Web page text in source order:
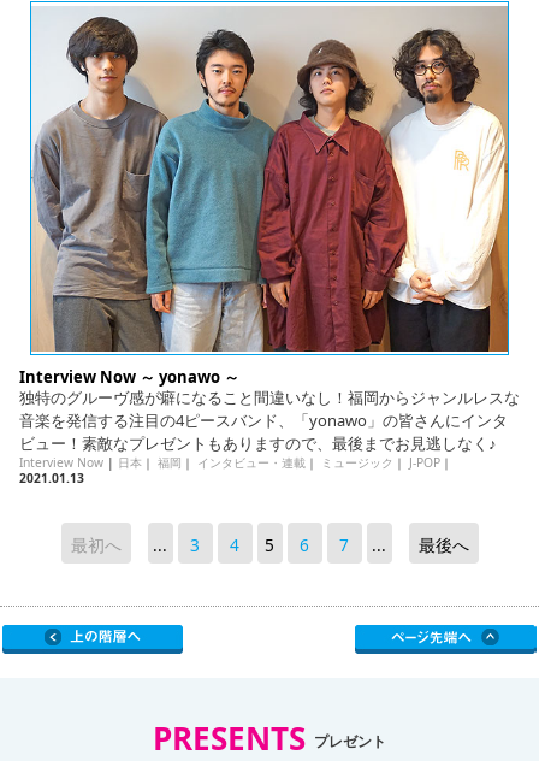
Interview Now ～ yonawo ～
独特のグルーヴ感が癖になること間違いなし！福岡からジャンルレスな
音楽を発信する注目の4ピースバンド、「yonawo」の皆さんにインタ
ビュー！素敵なプレゼントもありますので、最後までお見逃しなく♪
Interview Now| 日本｜ 福岡 ｜ インタビュー・連載｜ ミュージック ｜ J-POP｜
2021.01.13
最初へ ... 3 4 5 6 7 ... 最後へ
PRESENTS プレゼント